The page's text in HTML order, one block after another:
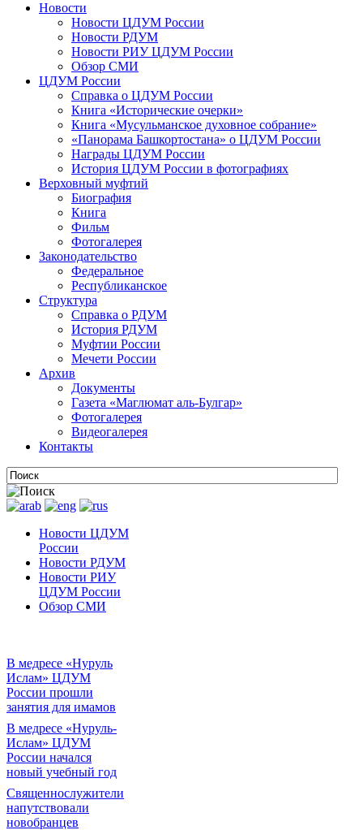
Новости
Новости ЦДУМ России
Новости РДУМ
Новости РИУ ЦДУМ России
Обзор СМИ
ЦДУМ России
Справка о ЦДУМ России
Книга «Исторические очерки»
Книга «Мусульманское духовное собрание»
«Панорама Башкортостана» о ЦДУМ России
Награды ЦДУМ России
История ЦДУМ России в фотографиях
Верховный муфтий
Биография
Книга
Фильм
Фотогалерея
Законодательство
Федеральное
Республиканское
Структура
Справка о РДУМ
История РДУМ
Муфтии России
Мечети России
Архив
Документы
Газета «Маглюмат аль-Булгар»
Фотогалерея
Видеогалерея
Контакты
Новости ЦДУМ
России
Новости РДУМ
Новости РИУ
ЦДУМ России
Обзор СМИ
В медресе «Нуруль
Ислам» ЦДУМ
России прошли
занятия для имамов
В медресе «Нуруль-
Ислам» ЦДУМ
России начался
новый учебный год
Священнослужители
напутствовали
новобранцев